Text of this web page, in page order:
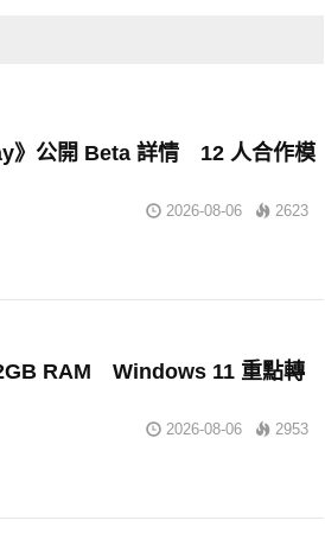
》公開 Beta 詳情 12 人合作模
2026-08-06 2623
RAM Windows 11 重點轉
2026-08-06 2953